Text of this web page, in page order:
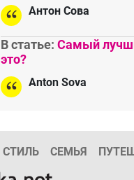
Антон Сова
В статье: Самый
это?
Anton Sova
СТИЛЬ СЕМЬЯ